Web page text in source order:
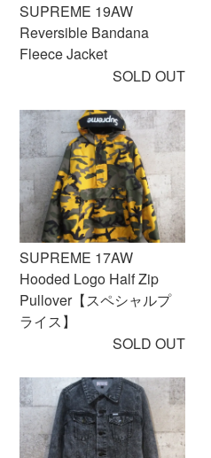
SUPREME 19AW
Reversible Bandana
Fleece Jacket
SOLD OUT
SUPREME 17AW
Hooded Logo Half Zip
Pullover【スペシャルプ
ライス】
SOLD OUT